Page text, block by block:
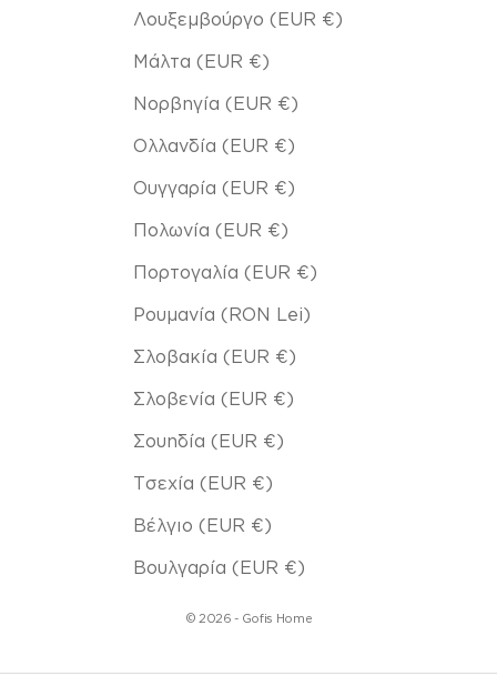
Λουξεμβούργο (EUR €)
Μάλτα (EUR €)
Νορβηγία (EUR €)
Ολλανδία (EUR €)
Ουγγαρία (EUR €)
Πολωνία (EUR €)
Πορτογαλία (EUR €)
Ρουμανία (RON Lei)
Σλοβακία (EUR €)
Σλοβενία (EUR €)
Σουηδία (EUR €)
Τσεχία (EUR €)
Βέλγιο (EUR €)
Βουλγαρία (EUR €)
© 2026 - Gofis Home